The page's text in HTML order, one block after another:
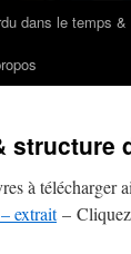
dans le temps &
structure
à télécharger
extrait– Cliquez